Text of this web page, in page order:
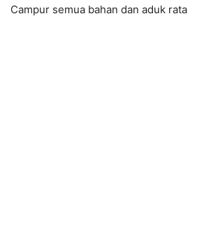
Campur semua bahan dan aduk rata